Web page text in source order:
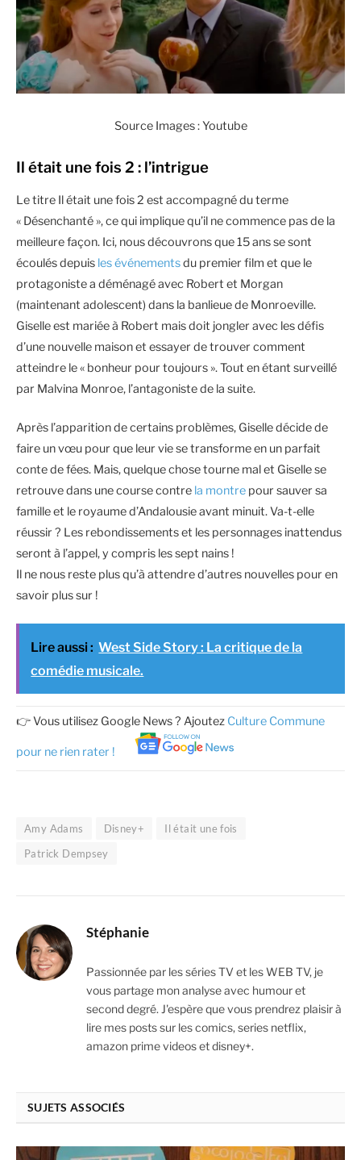
Source Images : Youtube
Il était une fois 2 : l’intrigue
Le titre Il était une fois 2 est accompagné du terme
« Désenchanté », ce qui implique qu’il ne commence pas de la
meilleure façon. Ici, nous découvrons que 15 ans se sont
écoulés depuis les événementsdu premier film et que le
protagoniste a déménagé avec Robert et Morgan
(maintenant adolescent) dans la banlieue de Monroeville.
Giselle est mariée à Robert mais doit jongler avec les défis
d’une nouvelle maison et essayer de trouver comment
atteindre le « bonheur pour toujours ». Tout en étant surveillé
par Malvina Monroe, l’antagoniste de la suite.
Après l’apparition de certains problèmes, Giselle décide de
faire un vœu pour que leur vie se transforme en un parfait
conte de fées. Mais, quelque chose tourne mal et Giselle se
retrouve dans une course contre la montre pour sauver sa
famille et le royaume d’Andalousie avant minuit. Va-t-elle
réussir ? Les rebondissements et les personnages inattendus
seront à l’appel, y compris les sept nains !
Il ne nous reste plus qu’à attendre d’autres nouvelles pour en
savoir plus sur !
Lire aussi : West Side Story : La critique de la
comédie musicale.
👉 Vous utilisez Google News ? Ajoutez Culture Commune
pour ne rien rater !
Amy Adams Disney+
Il était une fois
Patrick Dempsey
Stéphanie
Passionnée par les séries TV et les WEB TV, je
vous partage mon analyse avec humour et
second degré. J'espère que vous prendrez plaisir à
lire mes posts sur les comics, series netflix,
amazon prime videos et disney+.
SUJETS ASSOCIÉS